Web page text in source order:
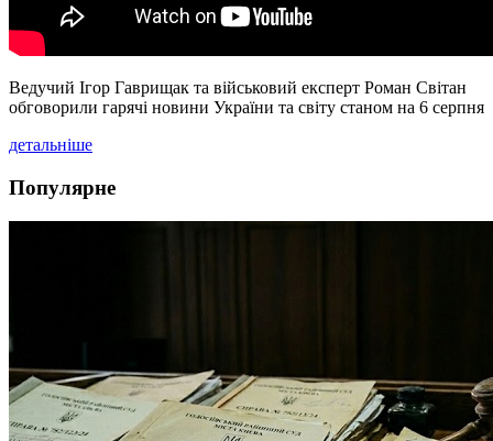
Ведучий Ігор Гаврищак та військовий експерт Роман Світан
обговорили гарячі новини України та світу станом на 6 серпня
детальніше
Популярне